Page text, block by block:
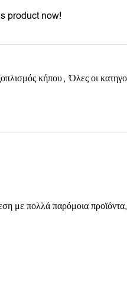
product now!
κήπου, Όλες οι
με πολλά παρόμοια προϊόντα,